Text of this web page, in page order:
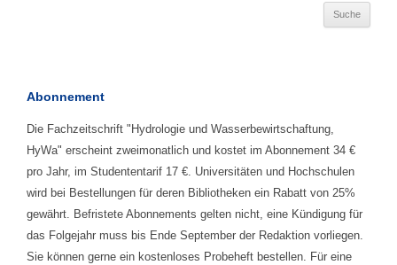
Abonnement
Die Fachzeitschrift "Hydrologie und Wasserbewirtschaftung,
HyWa" erscheint zweimonatlich und kostet im Abonnement 34 €
pro Jahr, im Studententarif 17 €. Universitäten und Hochschulen
wird bei Bestellungen für deren Bibliotheken ein Rabatt von 25%
gewährt. Befristete Abonnements gelten nicht, eine Kündigung für
das Folgejahr muss bis Ende September der Redaktion vorliegen.
Sie können gerne ein kostenloses Probeheft bestellen. Für eine